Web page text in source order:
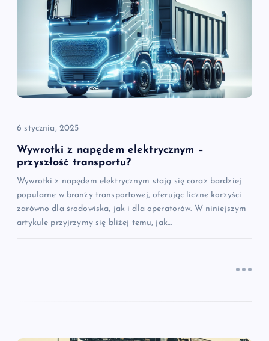
p
s
u
6 stycznia, 2025
Wywrotki z napędem elektrycznym –
przyszłość transportu?
Wywrotki z napędem elektrycznym stają się coraz bardziej
popularne w branży transportowej, oferując liczne korzyści
zarówno dla środowiska, jak i dla operatorów. W niniejszym
artykule przyjrzymy się bliżej temu, jak…